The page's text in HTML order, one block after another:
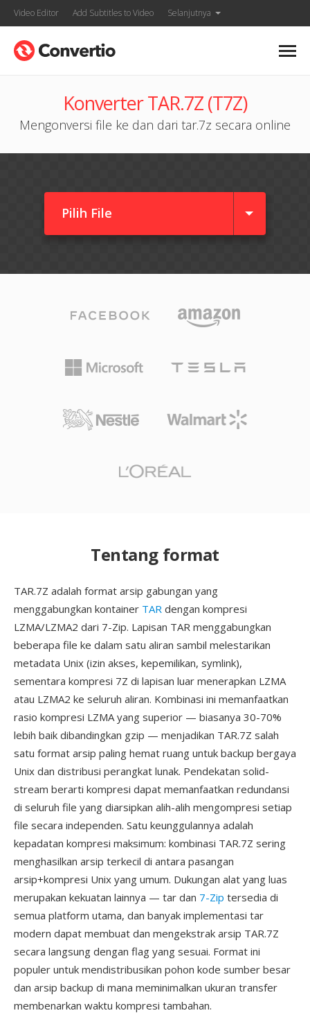
Video Editor Add Subtitles to Video Selanjutnya
Konverter TAR.7Z (T7Z)
Mengonversi file ke dan dari tar.7z secara online
Pilih File
Tentang format
TAR.7Z adalah format arsip gabungan yang
menggabungkan kontainer TAR dengan kompresi
LZMA/LZMA2 dari 7-Zip. Lapisan TAR menggabungkan
beberapa file ke dalam satu aliran sambil melestarikan
metadata Unix (izin akses, kepemilikan, symlink),
sementara kompresi 7Z di lapisan luar menerapkan LZMA
atau LZMA2 ke seluruh aliran. Kombinasi ini memanfaatkan
rasio kompresi LZMA yang superior — biasanya 30-70%
lebih baik dibandingkan gzip — menjadikan TAR.7Z salah
satu format arsip paling hemat ruang untuk backup bergaya
Unix dan distribusi perangkat lunak. Pendekatan solid-
stream berarti kompresi dapat memanfaatkan redundansi
di seluruh file yang diarsipkan alih-alih mengompresi setiap
file secara independen. Satu keunggulannya adalah
kepadatan kompresi maksimum: kombinasi TAR.7Z sering
menghasilkan arsip terkecil di antara pasangan
arsip+kompresi Unix yang umum. Dukungan alat yang luas
merupakan kekuatan lainnya — tar dan 7-Zip tersedia di
semua platform utama, dan banyak implementasi tar
modern dapat membuat dan mengekstrak arsip TAR.7Z
secara langsung dengan flag yang sesuai. Format ini
populer untuk mendistribusikan pohon kode sumber besar
dan arsip backup di mana meminimalkan ukuran transfer
membenarkan waktu kompresi tambahan.